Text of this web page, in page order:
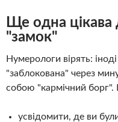
Ще одна цікава
"замок"
Нумерологи вірять:
"заблокована" через
собою "кармічний борг".
усвідомити, де ви